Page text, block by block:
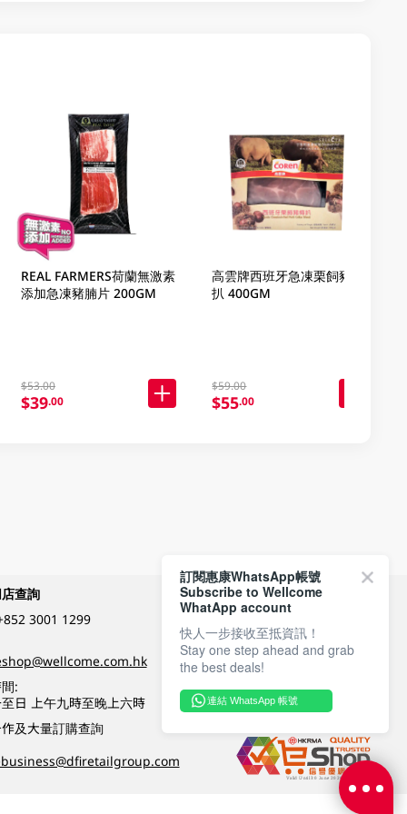
REAL FARMERS荷蘭無激素
添加急凍豬腩片 200GM
$53.00
$39.00
高雲牌西班牙急凍栗飼豬梅
扒 400GM
$59.00
$55.00
查詢
3001 1299
:
日 上午九時至晚上六時
及大量訂購查詢
付款方式
關注我們
訂閱惠康WhatsApp帳號
Subscribe to Wellcome
WhatApp account
快人一步接收至抵資訊！
Stay one step ahead and grab
the best deals!
連結 WhatsApp 帳號